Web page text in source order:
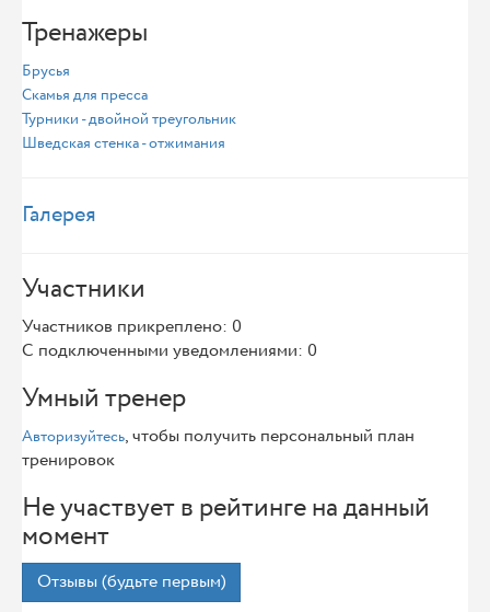
Тренажеры
Брусья
Скамья для пресса
Турники - двойной треугольник
Шведская стенка - отжимания
Галерея
Участники
Участников прикреплено: 0
С подключенными уведомлениями: 0
Умный тренер
Авторизуйтесь, чтобы получить персональный план
тренировок
Не участвует в рейтинге на данный
момент
Отзывы (будьте первым)